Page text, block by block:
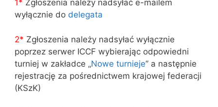
1* Zgłoszenia należy nadsyłać e-mailem
wyłącznie do delegata
2* Zgłoszenia należy nadsyłać wyłącznie
poprzez serwer ICCF wybierając odpowiedni
turniej w zakładce „Nowe turnieje” a następnie
rejestrację za pośrednictwem krajowej federacji
(KSzK)